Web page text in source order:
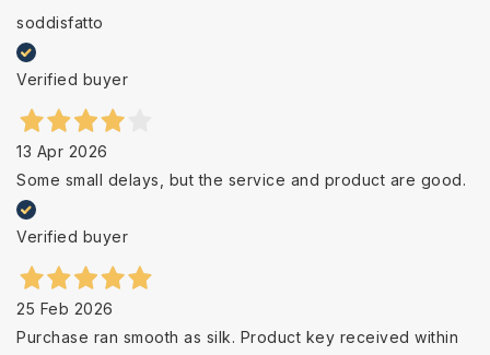
soddisfatto
Verified buyer
13 Apr 2026
Some small delays, but the service and product are good.
Verified buyer
25 Feb 2026
Purchase ran smooth as silk. Product key received within